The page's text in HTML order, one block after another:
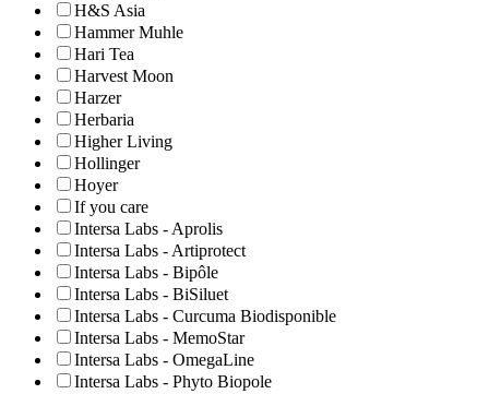
H&S Asia
Hammer Muhle
Hari Tea
Harvest Moon
Harzer
Herbaria
Higher Living
Hollinger
Hoyer
If you care
Intersa Labs - Aprolis
Intersa Labs - Artiprotect
Intersa Labs - Bipôle
Intersa Labs - BiSiluet
Intersa Labs - Curcuma Biodisponible
Intersa Labs - MemoStar
Intersa Labs - OmegaLine
Intersa Labs - Phyto Biopole